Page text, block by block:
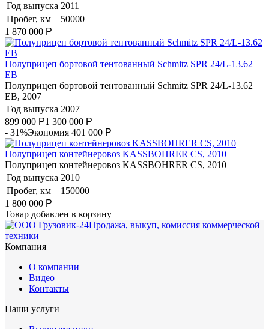
Год выпуска 2011
Пробег, км
50000
1 870 000 Р
Полуприцеп бортовой тентованный Schmitz SPR 24/L-13.62
EB
Полуприцеп бортовой тентованный Schmitz SPR 24/L-13.62
EB, 2007
Год выпуска 2007
899 000 Р1 300 000 Р
- 31%Экономия 401 000 Р
Полуприцеп контейнеровоз KASSBOHRER CS, 2010
Полуприцеп контейнеровоз KASSBOHRER CS, 2010
Год выпуска 2010
Пробег, км
150000
1 800 000 Р
Товар добавлен в корзину
Продажа, выкуп, комиссия коммерческой
техники
Компания
О компании
Видео
Контакты
Наши услуги